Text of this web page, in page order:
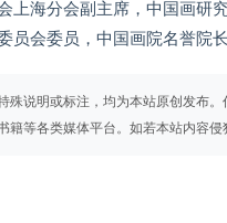
上海分会副主席，中国画研
员会委员，中国画院名誉院长
殊说明或标注，均为本站原创发布
籍等各类媒体平台。如若本站内容